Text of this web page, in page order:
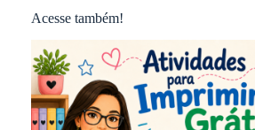
Acesse também!